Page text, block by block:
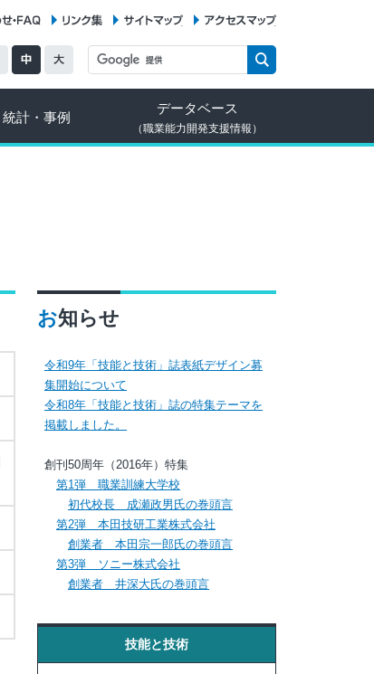
統計・事例
データベース
（職業能力開発支援情報）
お知らせ
令和9年「技能と技術」誌表紙デザイン募
集開始について
令和8年「技能と技術」誌の特集テーマを
掲載しました。
創刊50周年（2016年）特集
第1弾 職業訓練大学校
初代校長 成瀬政男氏の巻頭言
第2弾 本田技研工業株式会社
創業者 本田宗一郎氏の巻頭言
第3弾 ソニー株式会社
創業者 井深大氏の巻頭言
技能と技術